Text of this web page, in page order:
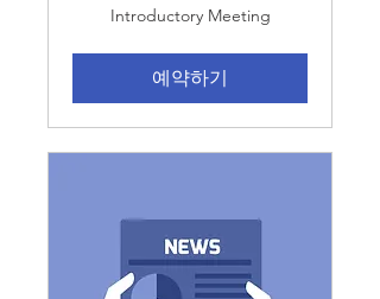
Introductory
MeetingIntroductory Meeting
예약하기